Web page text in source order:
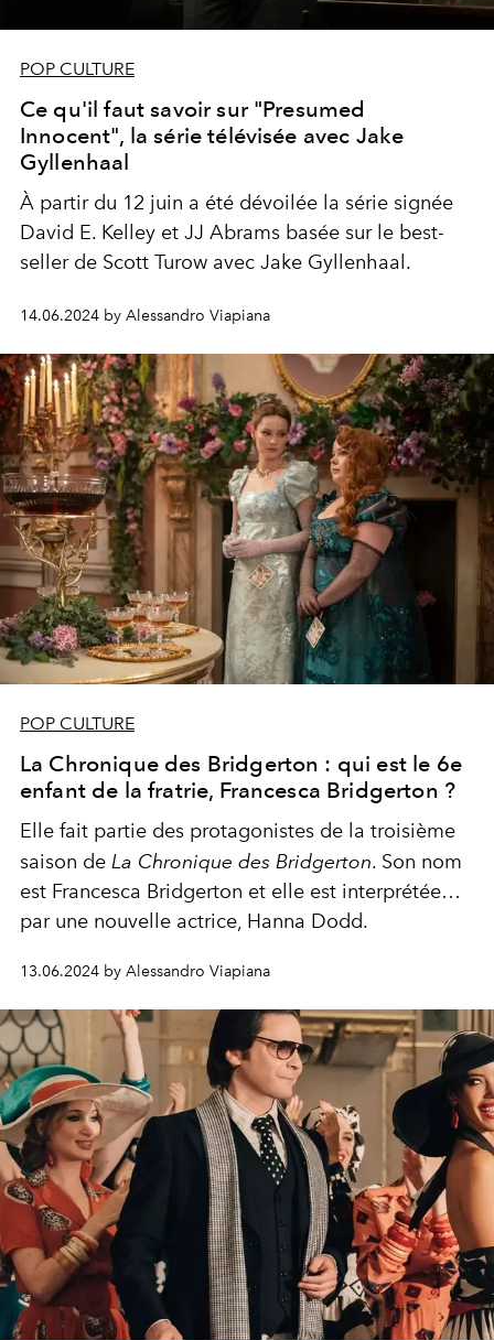
POP CULTURE
Ce qu'il faut savoir sur "Presumed
Innocent", la série télévisée avec Jake
Gyllenhaal
À partir du 12 juin a été dévoilée la série signée
David E. Kelley et JJ Abrams basée sur le best-
seller de Scott Turow avec Jake Gyllenhaal.
14.06.2024 by Alessandro Viapiana
POP CULTURE
La Chronique des Bridgerton : qui est le 6e
enfant de la fratrie, Francesca Bridgerton ?
Elle fait partie des protagonistes de la troisième
saison de La Chronique des Bridgerton. Son nom
est Francesca Bridgerton et elle est interprétée
par une nouvelle actrice, Hanna Dodd.
13.06.2024 by Alessandro Viapiana